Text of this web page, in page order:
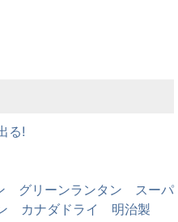
る!
グリーンランタン スーパ
カナダドライ 明治製